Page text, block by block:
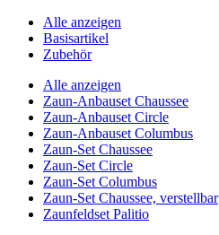
Alle anzeigen
Basisartikel
Zubehör
Alle anzeigen
Zaun-Anbauset Chaussee
Zaun-Anbauset Circle
Zaun-Anbauset Columbus
Zaun-Set Chaussee
Zaun-Set Circle
Zaun-Set Columbus
Zaun-Set Chaussee, verstellbar
Zaunfeldset Palitio